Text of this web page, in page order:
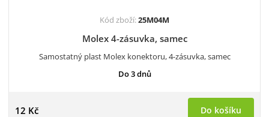
Kód zboží:25M04M
Molex 4-zásuvka, samec
Samostatný plast Molex konektoru, 4-zásuvka, samec
Do 3 dnů
12 Kč Do košíku